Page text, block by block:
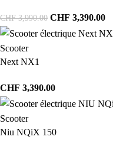
CHF3,990.00 CHF 3,390.00
Scooter
Next NX1
CHF 3,390.00
Scooter
Niu NQiX 150